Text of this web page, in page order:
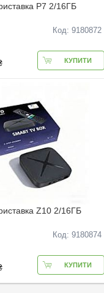
P7 2/16ГБ
Код: 9180872
КУПИТИ
Z10 2/16ГБ
Код: 9180874
КУПИТИ